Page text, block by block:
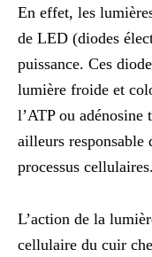
En effet, les
de LED (diodes
puissance. Ces
lumière froide et
l’ATP ou adénosine
ailleurs responsable
processus cellulaires.
L’action de la
cellulaire du cuir